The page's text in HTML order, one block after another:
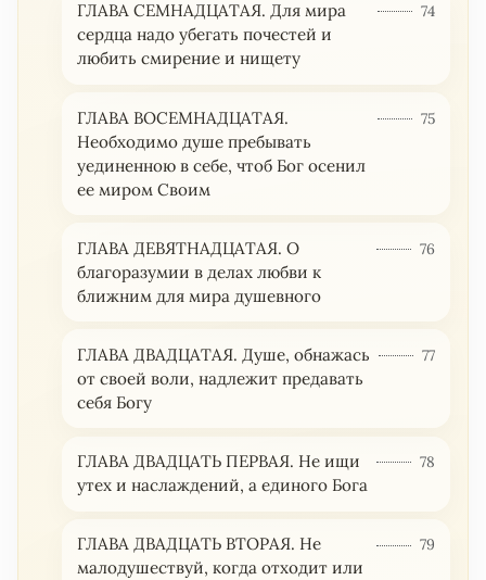
ГЛАВА СЕМНАДЦАТАЯ. Для мира
сердца надо убегать почестей и
любить смирение и нищету
74
ГЛАВА ВОСЕМНАДЦАТАЯ.
Необходимо душе пребывать
уединенною в себе, чтоб Бог осенил
ее миром Своим
75
ГЛАВА ДЕВЯТНАДЦАТАЯ. О
благоразумии в делах любви к
ближним для мира душевного
76
ГЛАВА ДВАДЦАТАЯ. Душе, обнажась
от своей воли, надлежит предавать
себя Богу
77
ГЛАВА ДВАДЦАТЬ ПЕРВАЯ. Не ищи
утех и наслаждений, а единого Бога
78
ГЛАВА ДВАДЦАТЬ ВТОРАЯ. Не
малодушествуй, когда отходит или
79